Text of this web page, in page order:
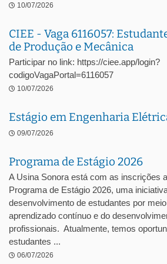
10/07/2026
CIEE - Vaga 6116057:
de Produção e Mecânica
Participar no link: https://ciee.app/login?
codigoVagaPortal=6116057
10/07/2026
Estágio em Engenharia
09/07/2026
Programa de Estágio 2026
A Usina Sonora está com as inscrições
Programa de Estágio 2026, uma
desenvolvimento de estudantes por
aprendizado contínuo e do
profissionais. Atualmente, temos
estudantes ...
06/07/2026